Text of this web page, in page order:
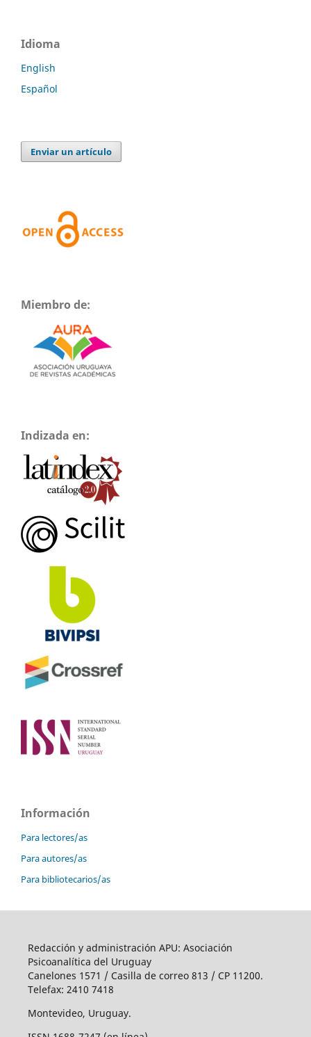
Idioma
English
Español
Enviar un artículo
Miembro de:
Indizada en:
Información
Para lectores/as
Para autores/as
Para bibliotecarios/as
Redacción y administración APU: Asociación
Psicoanalítica del Uruguay
Canelones 1571 / Casilla de correo 813 / CP 11200.
Telefax: 2410 7418
Montevideo, Uruguay.